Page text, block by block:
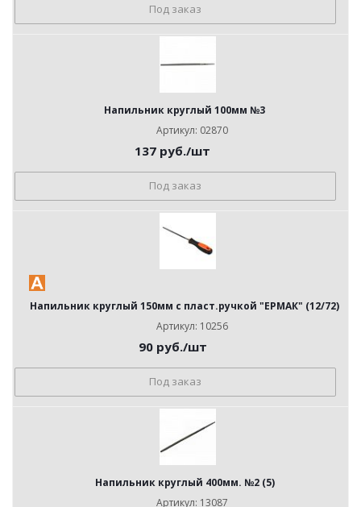
Под заказ
Напильник круглый 100мм №3
Артикул: 02870
137 руб./шт
Под заказ
Напильник круглый 150мм с пласт.ручкой "ЕРМАК" (12/72)
Артикул: 10256
90руб./шт
Под заказ
Напильник круглый 400мм. №2 (5)
Артикул: 13087